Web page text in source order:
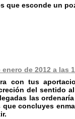
que esconde un
enero de 2012 a las
con tus
del sentido
las
concluyes